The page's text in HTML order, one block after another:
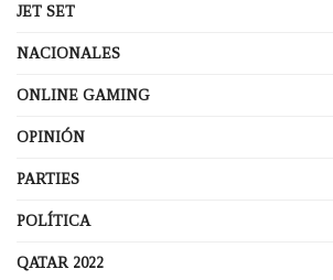
JET SET
NACIONALES
ONLINE GAMING
OPINIÓN
PARTIES
POLÍTICA
QATAR 2022